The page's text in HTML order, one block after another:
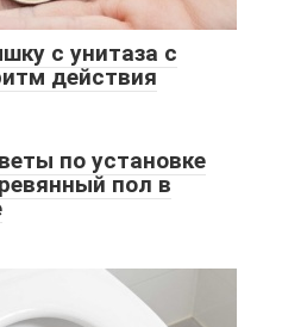
с унитаза с
действия
по установке
пол в